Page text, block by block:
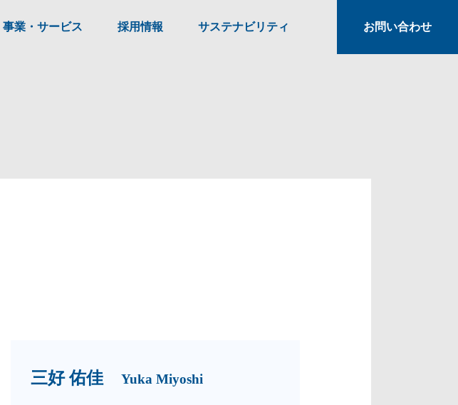
事業・サービス 採用情報 サステナビリティ お問い合わせ
三好佑佳 Yuka Miyoshi